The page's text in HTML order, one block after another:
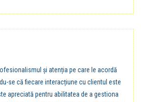
și atenția pe care le acordă
se că fiecare interacțiune cu clientul este
apreciată pentru abilitatea de a gestiona